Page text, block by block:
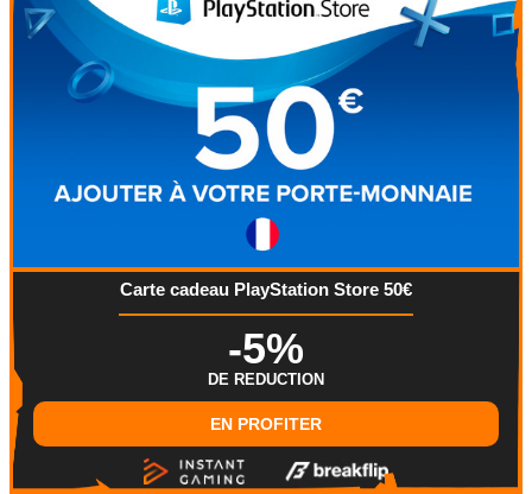
Carte cadeau PlayStation Store 50€
-5%
DE REDUCTION
EN PROFITER